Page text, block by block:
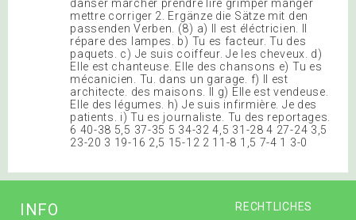
danser marcher prendre lire grimper manger
mettre corriger 2. Ergänze die Sätze mit den
passenden Verben. (8) a) Il est éléctricien. Il
répare des lampes. b) Tu es facteur. Tu des
paquets. c) Je suis coiffeur. Je les cheveux. d)
Elle est chanteuse. Elle des chansons e) Tu es
mécanicien. Tu. dans un garage. f) Il est
architecte. des maisons. Il g) Elle est vendeuse.
Elle des légumes. h) Je suis infirmière. Je des
patients. i) Tu es journaliste. Tu des reportages.
6 40-38 5,5 37-35 5 34-32 4,5 31-28 4 27-24 3,5
23-20 3 19-16 2,5 15-12 2 11-8 1,5 7-4 1 3-0
RECHTLICHES
INFO